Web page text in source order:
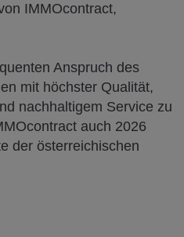
von IMMOcontract,
Anspruch des
mit höchster Qualität,
nachhaltigem Service zu
auch 2026
der österreichischen